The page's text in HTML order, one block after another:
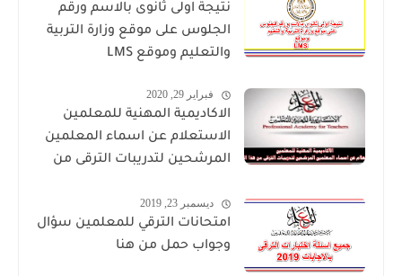
نتيجة اولى ثانوى بالاسم ورقم
الجلوس على موقع وزارة التربية
والتعليم وموقع LMS
فبراير 29, 2020
الاكاديمية المهنية للمعلمين
الاستعلام عن اسماء المعلمين
المرشحين لتدريبات الترقى من
ديسمبر 23, 2019
امتحانات الترقي للمعلمين سؤال
وجواب حمل من هنا